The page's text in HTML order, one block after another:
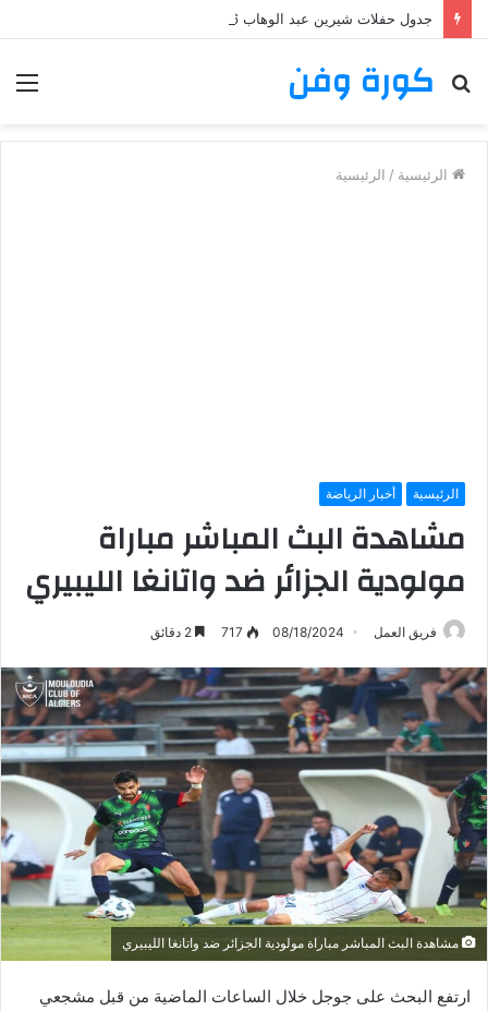
كورة وفن
بحث
الرئيسية / الرئيسية
الرئيسية أخبار الرياضة
مشاهدة البث المباشر مباراة
مولودية الجزائر ضد واتانغا الليبيري
فريق العمل 08/18/2024
717
مشاهدة البث المباشر مباراة مولودية الجزائر ضد واتانغا الليبيري
ارتفع البحث على جوجل خلال الساعات الماضية من قبل مشجعي